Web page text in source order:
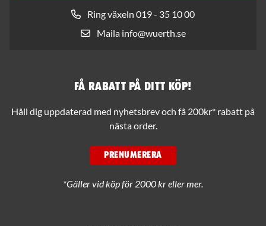
Ring växeln 019 - 35 10 00
Maila info@wuerth.se
Få rabatt på ditt köp!
Håll dig uppdaterad med nyhetsbrev och få 200kr* rabatt på
nästa order.
PRENUMERERA
*Gäller vid köp för 2000 kr eller mer.